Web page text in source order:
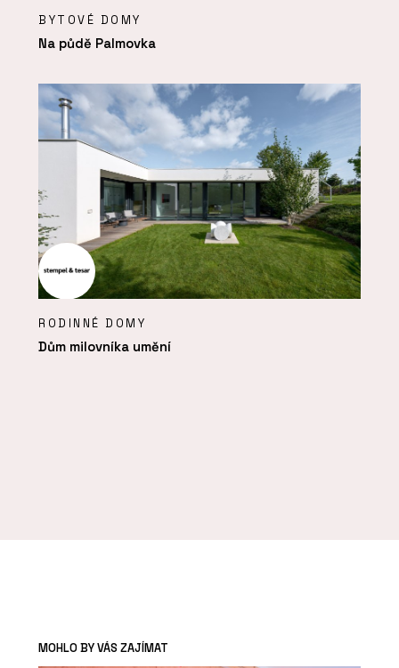
BYTOVÉ DOMY
Na půdě Palmovka
RODINNÉ DOMY
Dům milovníka umění
MOHLO BY VÁS ZAJÍMAT